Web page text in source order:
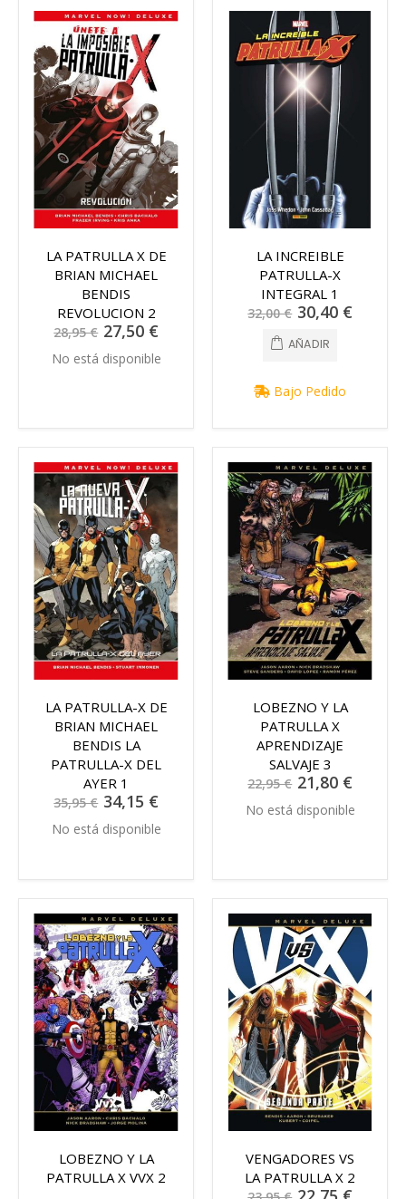
LA PATRULLA X DE
BRIAN MICHAEL
BENDIS
REVOLUCION 2
28,95 € Precio
especial
27,50 €
No está disponible
LA INCREIBLE
PATRULLA-X
INTEGRAL 1
32,00 € Precio
especial
30,40 €
AÑADIR
Bajo Pedido
LA PATRULLA-X DE
BRIAN MICHAEL
BENDIS LA
PATRULLA-X DEL
AYER 1
35,95 € Precio
especial
34,15 €
No está disponible
LOBEZNO Y LA
PATRULLA X
APRENDIZAJE
SALVAJE 3
22,95 € Precio
especial
21,80 €
No está disponible
LOBEZNO Y LA
PATRULLA X VVX 2
VENGADORES VS
LA PATRULLA X 2
Precio